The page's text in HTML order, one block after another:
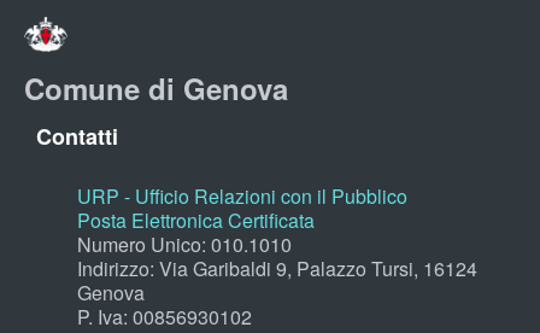
Comune di Genova
Contatti
URP - Ufficio Relazioni con il Pubblico
Posta Elettronica Certificata
Numero Unico: 010.1010
Indirizzo: Via Garibaldi 9, Palazzo Tursi, 16124
Genova
P. Iva: 00856930102